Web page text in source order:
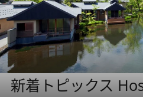
新着トピックス